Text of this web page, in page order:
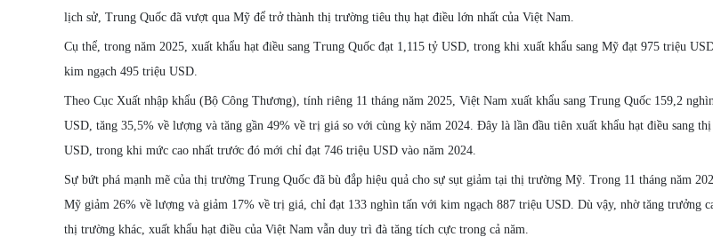
lịch sử, Trung Quốc đã vượt qua Mỹ để trở thành thị trường tiêu thụ hạt điều lớn nhất của Việt Nam.
Cụ thể, trong năm 2025, xuất khẩu hạt điều sang Trung Quốc đạt 1,115 tỷ USD, trong khi xuất khẩu sang Mỹ đạt 975 triệu
kim ngạch 495 triệu USD.
Theo Cục Xuất nhập khẩu (Bộ Công Thương), tính riêng 11 tháng năm 2025, Việt Nam xuất khẩu sang Trung Quốc 159,2
USD, tăng 35,5% về lượng và tăng gần 49% về trị giá so với cùng kỳ năm 2024. Đây là lần đầu tiên xuất khẩu hạt điều sang
USD, trong khi mức cao nhất trước đó mới chỉ đạt 746 triệu USD vào năm 2024.
Sự bứt phá mạnh mẽ của thị trường Trung Quốc đã bù đắp hiệu quả cho sự sụt giảm tại thị trường Mỹ. Trong 11 tháng năm
Mỹ giảm 26% về lượng và giảm 17% về trị giá, chỉ đạt 133 nghìn tấn với kim ngạch 887 triệu USD. Dù vậy, nhờ tăng trưởng
thị trường khác, xuất khẩu hạt điều của Việt Nam vẫn duy trì đà tăng tích cực trong cả năm.